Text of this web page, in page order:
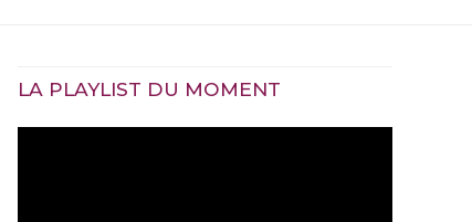
LA PLAYLIST DU MOMENT